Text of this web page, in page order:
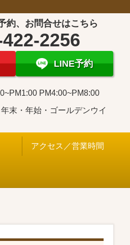
約、お問合せはこちら
2256
LINE予約
PM4:00~PM8:00
年末・年始・ゴールデンウイ
アクセス／営業時間